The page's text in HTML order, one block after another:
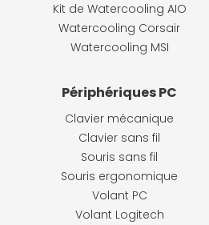
Kit de Watercooling AIO
Watercooling Corsair
Watercooling MSI
Périphériques PC
Clavier mécanique
Clavier sans fil
Souris sans fil
Souris ergonomique
Volant PC
Volant Logitech